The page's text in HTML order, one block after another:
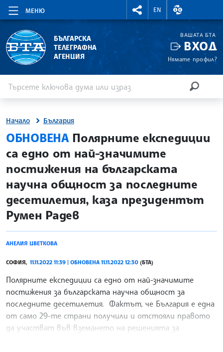
МЕНЮ
RIGHTMENU.SOCIAL
EN
ВАЛУТНИ
БЪЛГАРСКА
ТЕЛЕГРАФНА
АГЕНЦИЯ
ВАШАТА БТА
ВХОД
Нямате профил?
Начало България
site.bta
ОБНОВЕНАПолярните експедиции
са едно от най-значимите
постижения на българската
научна общност за последните
десетилетия, каза президентът
Румен Радев
АНЕЛИЯ ЦВЕТКОВА
СОФИЯ, 11.11.2022 11:39 | ОБНОВЕНА 11.11.2022 12:30 (БТА)
Полярните експедиции са едно от най-значимите
постижения за българската научна общност за
последните десетилетия. Фактът, че България е една
от само 29-те страни получили и отстояли правото
да участват във вземането на решенията за